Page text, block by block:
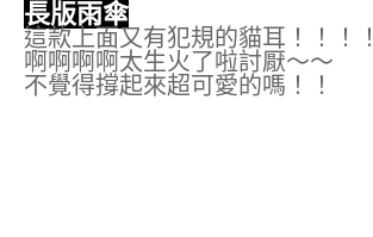
長版雨傘
這款上面又有犯規的貓耳！！！！
啊啊啊啊太生火了啦討厭～～
不覺得撐起來超可愛的嗎！！